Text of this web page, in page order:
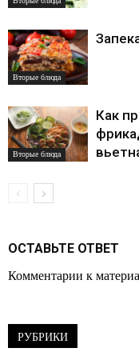
Вторые блюда
Вторые блюда
Как
ОСТАВЬТЕ ОТВЕТ
Комментарии к
РУБРИКИ